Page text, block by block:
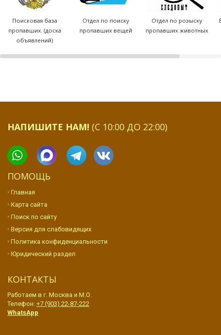
Поисковая база
пропавших. (доска
объявлений)
Отдел по поиску
пропавших вещей
Отдел по розыску
пропавших животных
НАПИШИТЕ НАМ! (С 10:00 ДО 22:00)
ПОМОЩЬ
Главная
Карта сайта
Поиск по сайту
Версия для слабовидящих
Политика конфиденциальности
Юридический раздел
КОНТАКТЫ
Работаем в г. Москва и М.О.
Телефон: +7 (903) 22-87-222
WhatsApp